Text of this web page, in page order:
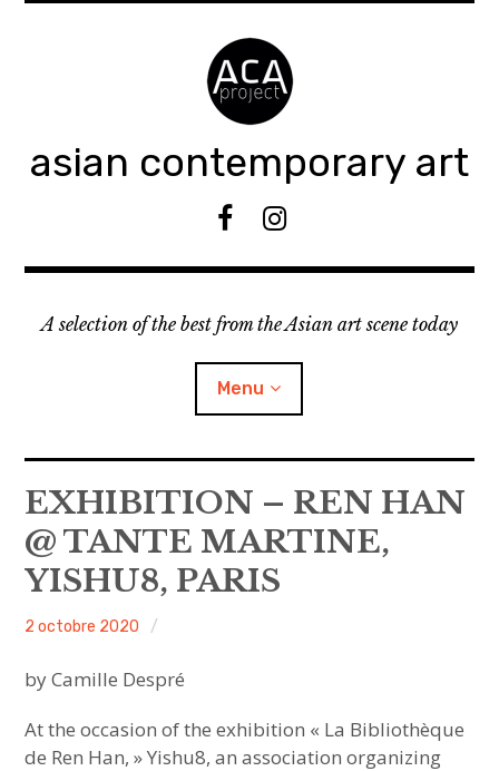
asian contemporary art
F
I
s
a
g
a
A selection of the best from the Asian art scene today
Menu
KEEP AN EYE ON ouvrir
le
sous-
menu
HAVE YOU MET
MEET US
NEWSLETTER
EXHIBITION – REN HAN
@ TANTE MARTINE,
YISHU8, PARIS
ACA
2 octobre 2020
by Camille Despré
At the occasion of the exhibition « La Bibliothèque
de Ren Han, » Yishu8, an association organizing